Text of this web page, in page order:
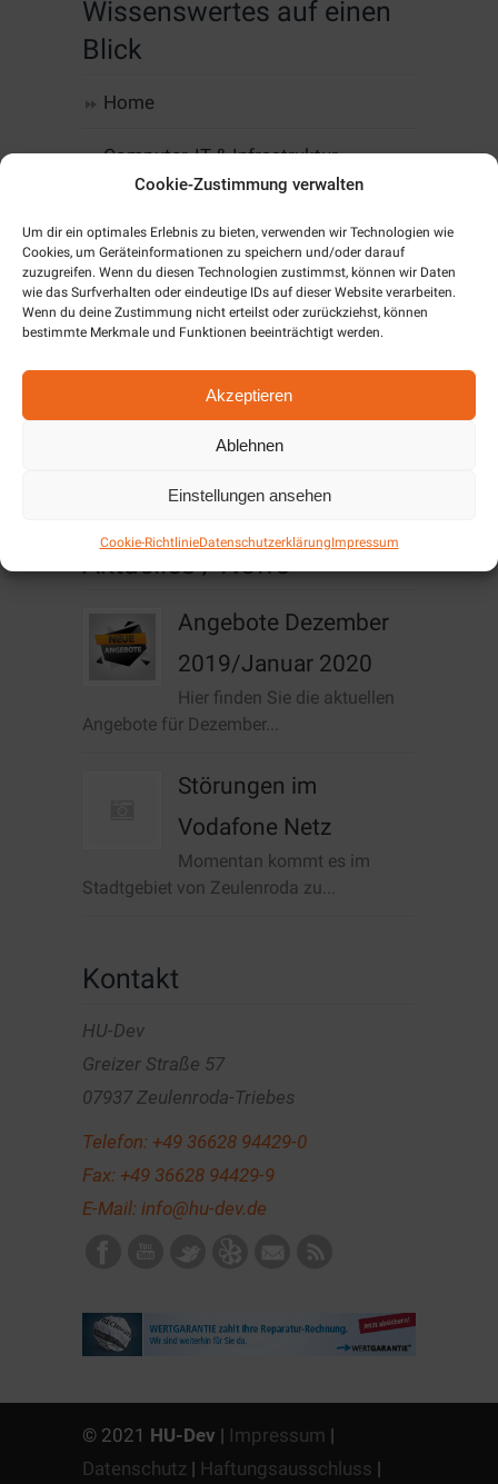
Cookie-Zustimmung verwalten
Um dir ein optimales Erlebnis zu bieten, verwenden wir Technologien wie
Cookies, um Geräteinformationen zu speichern und/oder darauf
zuzugreifen. Wenn du diesen Technologien zustimmst, können wir Daten
wie das Surfverhalten oder eindeutige IDs auf dieser Website verarbeiten.
Wenn du deine Zustimmung nicht erteilst oder zurückziehst, können
bestimmte Merkmale und Funktionen beeinträchtigt werden.
Akzeptieren
Ablehnen
Einstellungen ansehen
Cookie-RichtlinieDatenschutzerklärungImpressum
Wissenswertes auf einen
Blick
Home
Computer, IT & Infrastruktur
Kommunikation
Software
Alarm & SmartHome
Unternehmen
Aktuelles / News
Angebote Dezember
2019/Januar 2020
Hier finden Sie die aktuellen
Angebote für Dezember...
Störungen im
Vodafone Netz
Momentan kommt es im
Stadtgebiet von Zeulenroda zu...
Kontakt
HU-Dev
Greizer Straße 57
07937 Zeulenroda-Triebes
Telefon: +49 36628 94429-0
Fax: +49 36628 94429-9
E-Mail: info@hu-dev.de
© 2021 HU-Dev | Impressum |
Datenschutz | Haftungsausschluss |